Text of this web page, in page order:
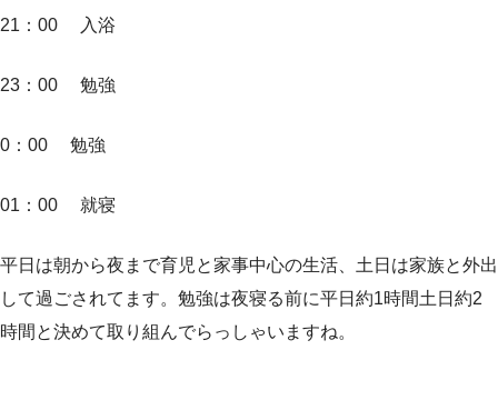
21：00 入浴
23：00 勉強
0：00 勉強
01：00 就寝
平日は朝から夜まで育児と家事中心の生活、土日は家族と外出
して過ごされてます。勉強は夜寝る前に平日約1時間土日約2
時間と決めて取り組んでらっしゃいますね。